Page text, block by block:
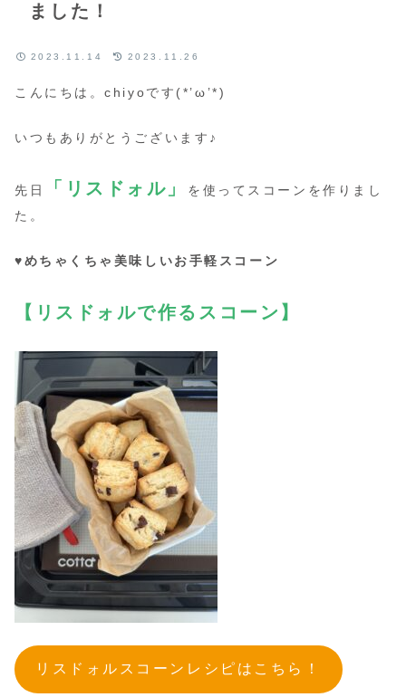
ました！
2023.11.14 2023.11.26
こんにちは。chiyoです(*’ω’*)
いつもありがとうございます♪
先日 「リスドォル」
を使ってスコーンを作りまし
た。
♥めちゃくちゃ美味しいお手軽スコーン
【リスドォルで作るスコーン】
リスドォルスコーンレシピはこちら！